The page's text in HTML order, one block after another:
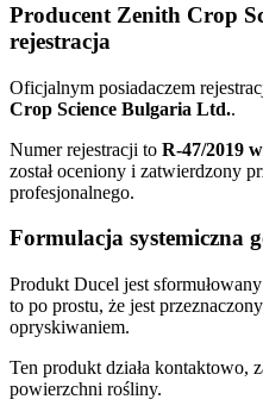
Producent Zenith Crop
rejestracja
Oficjalnym posiadaczem
Crop Science Bulgaria Ltd..
Numer rejestracji to R-47/2019
został oceniony i zatwierdzony
profesjonalnego.
Formulacja systemiczna
Produkt Ducel jest
to po prostu, że jest
opryskiwaniem.
Ten produkt działa kontaktowo,
powierzchni rośliny.